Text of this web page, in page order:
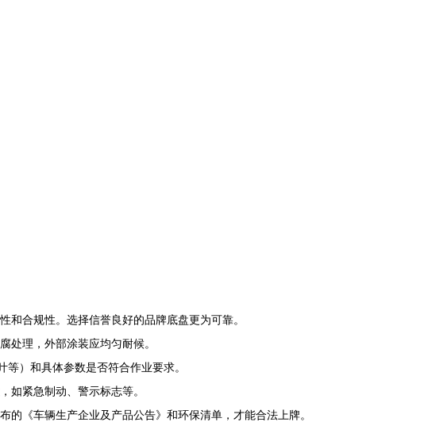
和合规性。选择信誉良好的品牌底盘更为可靠。
处理，外部涂装应均匀耐候。
）和具体参数是否符合作业要求。
如紧急制动、警示标志等。
《车辆生产企业及产品公告》和环保清单，才能合法上牌。